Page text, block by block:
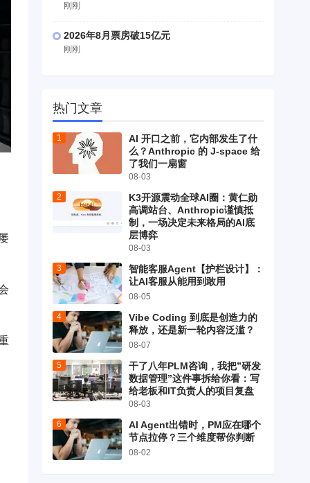
刚刚
2026年8月票房破15亿元
刚刚
热门文章
AI 开口之前，它内部发生了什
么？Anthropic 的 J-space 给
了我们一扇窗
08-03
K3开源震动全球AI圈：黄仁勋
高调站台、Anthropic谨慎抵
制，一场决定未来格局的AI底
层博弈
08-03
智能客服Agent【护栏设计】：
让AI客服从能用到敢用
08-05
Vibe Coding 到底是创造力的
释放，还是新一轮内容泛滥？
08-07
干了八年PLM咨询，我把”研发
数据管理”这件事拆给你看：写
给老板和IT负责人的项目复盘
08-03
AI Agent出错时，PM应在哪个
节点拉停？三个维度帮你判断
08-02